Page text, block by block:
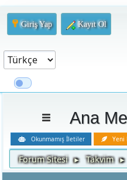
Giriş Yap Kayıt Ol
Ana
Okunmamış İletiler Yeni
Forum Sitesi ► Takvim ►